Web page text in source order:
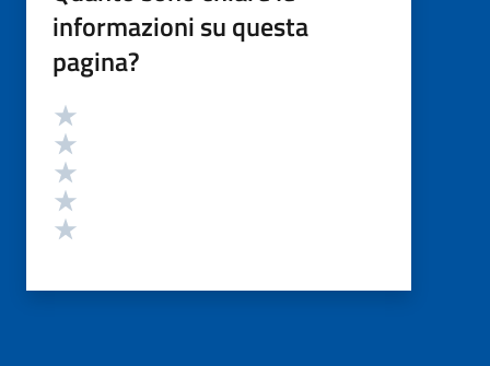
informazioni su questa
pagina?
Valutazione